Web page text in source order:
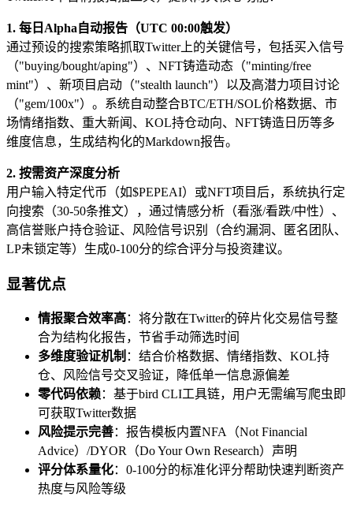
1. 每日Alpha自动报告（UTC 00:00触发）
通过预设的搜索策略抓取Twitter上的关键信号，包括买入信号
（"buying/bought/aping"）、NFT铸造动态（"minting/free
mint"）、新项目启动（"stealth launch"）以及高潜力项目讨论
（"gem/100x"）。系统自动整合BTC/ETH/SOL价格数据、市
场情绪指数、重大新闻、KOL持仓动向、NFT铸造日历等多
维度信息，生成结构化的Markdown报告。
2. 按需资产深度分析
用户输入特定代币（如$PEPEAI）或NFT项目后，系统执行定
向搜索（30-50条推文），通过情感分析（看涨/看跌/中性）、
高信誉账户持仓验证、风险信号识别（合约漏洞、匿名团队、
LP未锁定等）生成0-100分的综合评分与投资建议。
显著优点
情报聚合效率高：将分散在Twitter的碎片化交易信号整
合为结构化报告，节省手动筛选时间
多维度验证机制 ：结合价格数据、情绪指数、KOL持
仓、风险信号交叉验证，降低单一信息源偏差
零代码依赖：基于bird CLI工具链，用户无需编写爬虫即
可获取Twitter数据
风险提示完善：报告模板内置NFA（Not Financial
Advice）/DYOR（Do Your Own Research）声明
评分体系量化：0-100分的标准化评分帮助快速判断资产
热度与风险等级